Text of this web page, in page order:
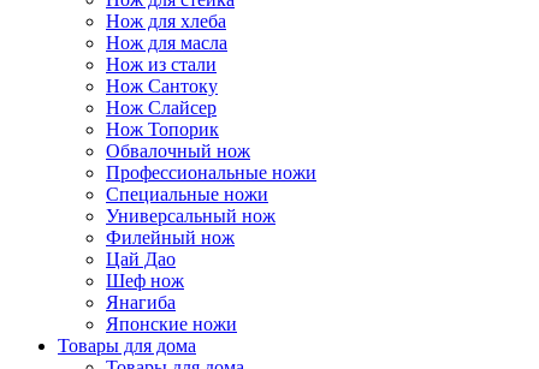
Нож для хлеба
Нож для масла
Нож из стали
Нож Сантоку
Нож Слайсер
Нож Топорик
Обвалочный нож
Профессиональные ножи
Специальные ножи
Универсальный нож
Филейный нож
Цай Дао
Шеф нож
Янагиба
Японские ножи
Товары для дома